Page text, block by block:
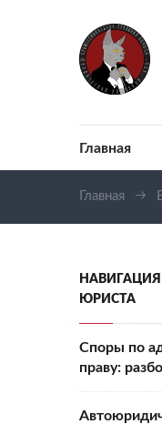
Главная
Главная
ЮРИСТА
Споры по
праву: